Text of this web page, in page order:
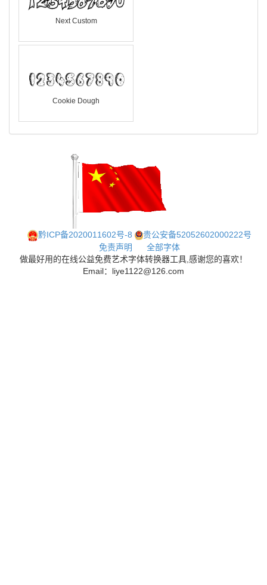
Next Custom
Cookie Dough
黔ICP备2020011602号-8
贵公安备52052602000222号
免责声明
全部字体
做最好用的在线公益免费艺术字体转换器工具,感谢您的喜欢！
Email：liye1122@126.com